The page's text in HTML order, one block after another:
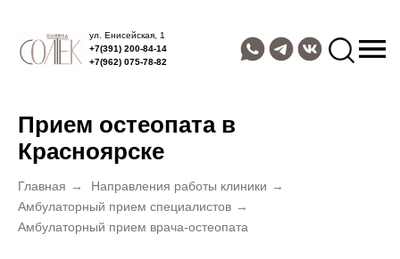
+7(962) 075-78-82
+7(391) 200-84-14
ул. Енисейская, 1
Прием остеопата в
Красноярске
Главная → Направления работы клиники →
Амбулаторный прием специалистов →
Амбулаторный прием врача-остеопата